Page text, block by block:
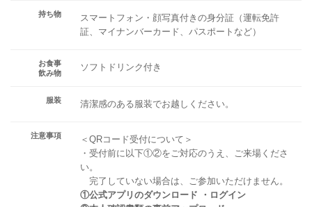
持ち物
スマートフォン・顔写真付きの身分証（運転免許
証、マイナンバーカード、パスポートなど）
お食事
飲み物
ソフトドリンク付き
服装 清潔感のある服装でお越しください。
注意事項
＜QRコード受付について＞
・受付前に以下①②をご対応のうえ、ご来場くださ
い。
完了していない場合は、ご参加いただけません。
①公式アプリのダウンロード ・ログイン